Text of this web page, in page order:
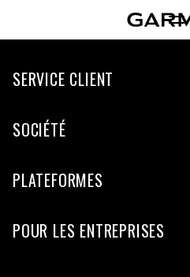
SERVICE CLIENT
SOCIÉTÉ
PLATEFORMES
POUR LES ENTREPRISES